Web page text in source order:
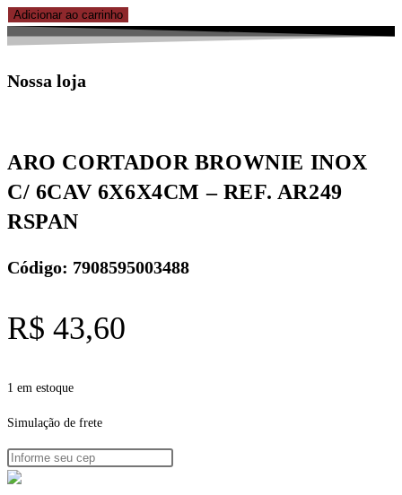
ARO
CORTADOR
INOX
-
REF.
AR249
quantidade
Adicionar ao carrinho
Nossa loja
ARO CORTADOR BROWNIE INOX
C/ 6CAV 6X6X4CM – REF. AR249
RSPAN
Código: 7908595003488
R$ 43,60
1 em estoque
Simulação de frete